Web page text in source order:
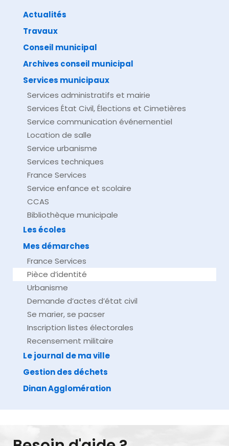
Direction de l'information légale et administrative
Actualités
Travaux
Conseil municipal
Archives conseil municipal
Services municipaux
Services administratifs et mairie
Services État Civil, Élections et Cimetières
Service communication événementiel
Location de salle
Service urbanisme
Services techniques
France Services
Service enfance et scolaire
CCAS
Bibliothèque municipale
Les écoles
Mes démarches
France Services
Pièce d’identité
Urbanisme
Demande d’actes d’état civil
Se marier, se pacser
Inscription listes électorales
Recensement militaire
Le journal de ma ville
Gestion des déchets
Dinan Agglomération